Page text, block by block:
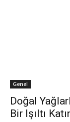
Genel
Doğal
Bir Işıltı